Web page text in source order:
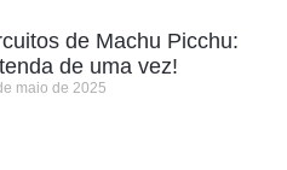
de Machu Picchu:
de uma vez!
maio de 2025